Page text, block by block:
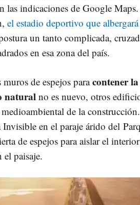
las indicaciones de Google
el estadio deportivo que albergará
un tanto complicada,
en esa zona del país.
de espejos paracontener
naturalno es nuevo, otros
de la
en el paraje árido del
de espejos para aislar el
paisaje.